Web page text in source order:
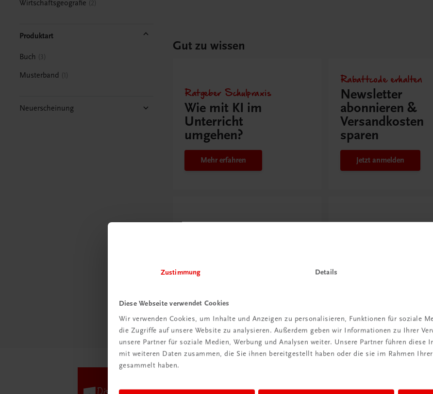
Zustimmung Details
Diese Webseite verwendet Cookies
Wir verwenden Cookies, um Inhalte und Anzeigen zu personalisieren, Funktionen für soziale
die Zugriffe auf unsere Website zu analysieren. Außerdem geben wir Informationen zu Ihrer
unsere Partner für soziale Medien, Werbung und Analysen weiter. Unsere Partner führen diese
mit weiteren Daten zusammen, die Sie ihnen bereitgestellt haben oder die sie im Rahmen
gesammelt haben.
Wirtschaftsgeografie
2
Produktart
Buch 3
Musterband 1
Neuerscheinung
Gut zu wissen
Ratgeber Schulpraxis
Wie mit KI im
Unterricht
umgehen?
Mehr erfahren
Rabattcode erhalten
Newsletter
abonnieren &
Versandkosten
sparen
Jetzt anmelden
Schulpraxis
Mehr dazu